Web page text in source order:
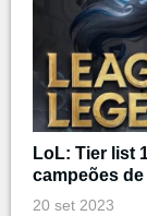
LoL: Tier list
campeões
20 set 2023